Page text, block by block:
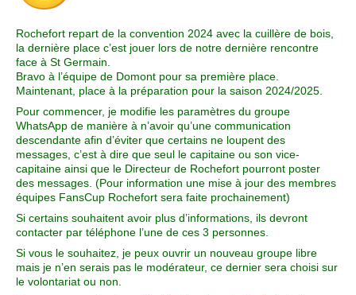
Rochefort repart de la convention 2024 avec la cuillère de bois,
la dernière place c’est jouer lors de notre dernière rencontre
face à St Germain.
Bravo à l’équipe de Domont pour sa première place.
Maintenant, place à la préparation pour la saison 2024/2025.
Pour commencer, je modifie les paramètres du groupe
WhatsApp de manière à n’avoir qu’une communication
descendante afin d’éviter que certains ne loupent des
messages, c’est à dire que seul le capitaine ou son vice-
capitaine ainsi que le Directeur de Rochefort pourront poster
des messages. (Pour information une mise à jour des membres
équipes FansCup Rochefort sera faite prochainement)
Si certains souhaitent avoir plus d’informations, ils devront
contacter par téléphone l’une de ces 3 personnes.
Si vous le souhaitez, je peux ouvrir un nouveau groupe libre
mais je n’en serais pas le modérateur, ce dernier sera choisi sur
le volontariat ou non.